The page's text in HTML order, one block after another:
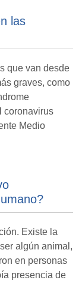
las
que van desde
graves, como
coronavirus
Medio
Existe la
algún animal,
en personas
presencia de